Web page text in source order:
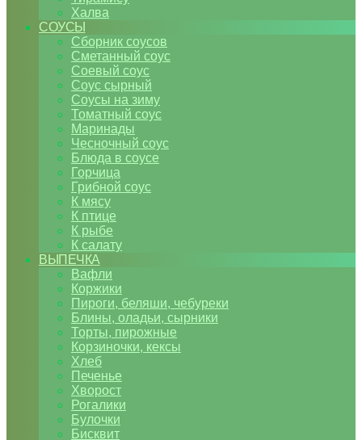
Халва
СОУСЫ
Сборник соусов
Сметанный соус
Соевый соус
Соус сырный
Соусы на зиму
Томатный соус
Маринады
Чесночный соус
Блюда в соусе
Горчица
Грибной соус
К мясу
К птице
К рыбе
К салату
ВЫПЕЧКА
Вафли
Коржики
Пироги, беляши, чебуреки
Блины, оладьи, сырники
Торты, пирожные
Корзиночки, кексы
Хлеб
Печенье
Хворост
Рогалики
Булочки
Бисквит